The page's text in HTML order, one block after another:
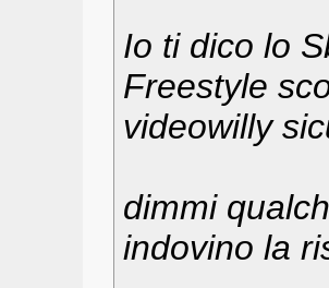
Io ti dico lo
Freestyle
videowilly
dimmi
indovino la